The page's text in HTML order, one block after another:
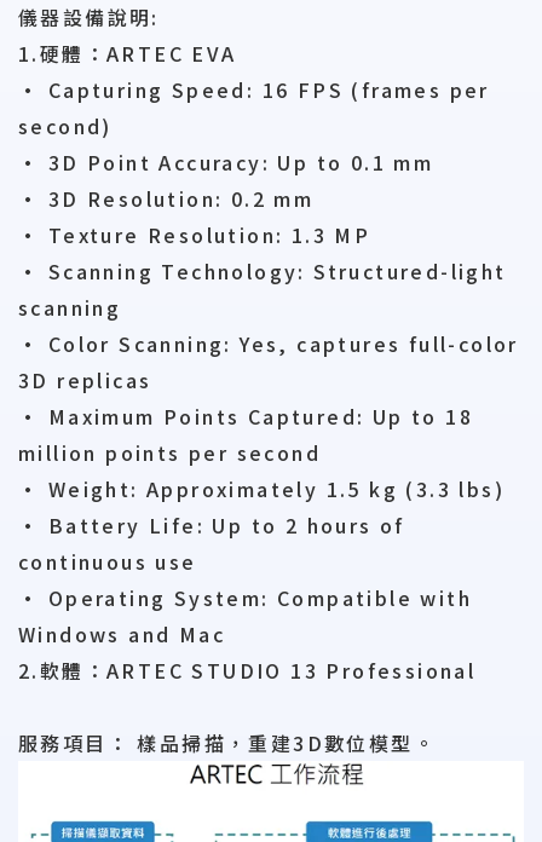
儀器設備說明:
1.硬體：ARTEC EVA
• Capturing Speed: 16 FPS (frames per
second)
• 3D Point Accuracy: Up to 0.1 mm
• 3D Resolution: 0.2 mm
• Texture Resolution: 1.3 MP
• Scanning Technology: Structured-light
scanning
• Color Scanning: Yes, captures full-color
3D replicas
• Maximum Points Captured: Up to 18
million points per second
• Weight: Approximately 1.5 kg (3.3 lbs)
• Battery Life: Up to 2 hours of
continuous use
• Operating System: Compatible with
Windows and Mac
2.軟體：ARTEC STUDIO 13 Professional
服務項目： 樣品掃描，重建3D數位模型。